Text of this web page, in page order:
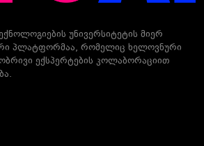
უნივერსიტეტის მიერ
პლატფორმაა, რომელიც ხელოვნური
ექსპერტების კოლაბორაციით